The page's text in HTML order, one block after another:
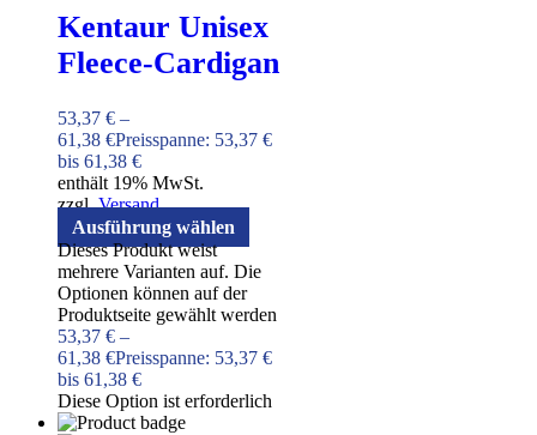
Kentaur Unisex
Fleece-Cardigan
53,37 € –
61,38 €Preisspanne: 53,37 €
bis 61,38 €
enthält 19% MwSt.
zzgl.Versand
Ausführung wählen
Dieses Produkt weist
mehrere Varianten auf. Die
Optionen können auf der
Produktseite gewählt werden
53,37 € –
61,38 €Preisspanne: 53,37 €
bis 61,38 €
Diese Option ist erforderlich